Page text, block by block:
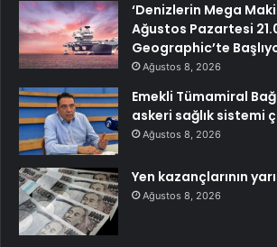
‘Denizlerin Mega
Ağustos Pazartesi
Geographic’te
Ağustos 8, 2026
Emekli Tümamiral
askeri sağlık sistemi
Ağustos 8, 2026
Yen kazançlarının
Ağustos 8, 2026